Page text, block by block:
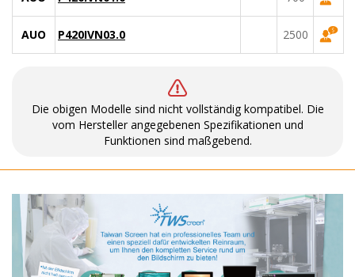
AUO P420IVN03.0 2500
Die obigen Modelle sind nicht vollständig kompatibel. Die
vom Hersteller angegebenen Spezifikationen und
Funktionen sind maßgebend.